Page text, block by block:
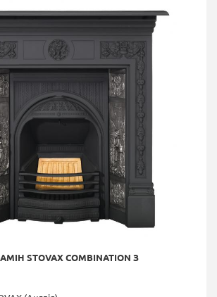
STOVAX COMBINATION З